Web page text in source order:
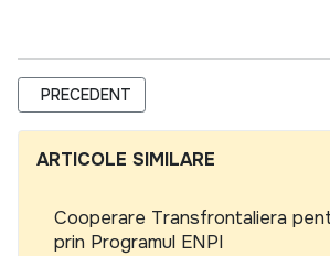
ARTICOL PRECEDENT: UN PROIECT
PRECEDENT
ARTICOLE SIMILARE
Cooperare Transfrontaliera
prin Programul ENPI